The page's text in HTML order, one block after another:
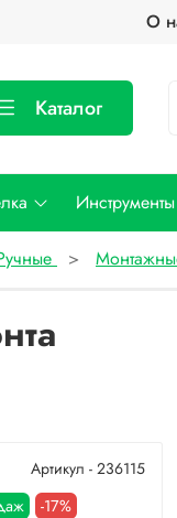
О
Каталог
Инструменты
Артикул - 236115
-17%